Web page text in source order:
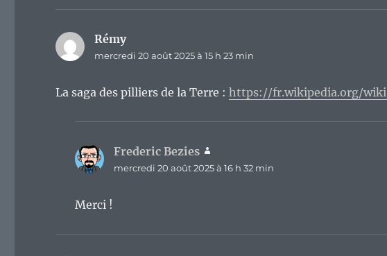
Rémydit :
mercredi 20 août 2025 à 15 h 23 min
La saga des pilliers de la Terre :https://fr.wikipedia.org/
Frederic Bezies
mercredi 20 août 2025 à 16 h 32 min
Merci !